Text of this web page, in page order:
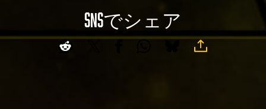
SNSでシェア